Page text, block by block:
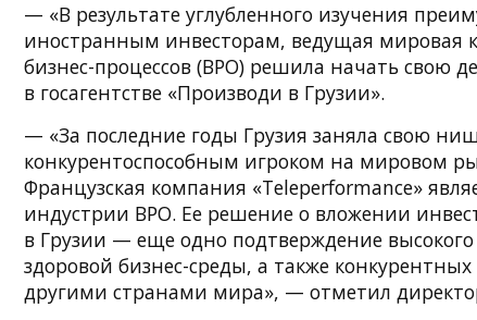
— «В результате углубленного изучения
иностранным инвесторам, ведущая мировая
бизнес-процессов (BPO) решила начать свою
в госагентстве «Производи в Грузии».
— «За последние годы Грузия заняла свою
конкурентоспособным игроком на мировом
Французская компания «Teleperformance»
индустрии BPO. Ее решение о вложении
в Грузии — еще одно подтверждение
здоровой бизнес-среды, а также
другими странами мира», — отметил